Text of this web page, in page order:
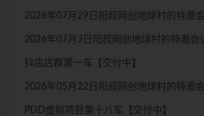
2026年07月29日阳叔网创地球村的特邀
2026年07月3日阳叔网创地球村的特邀会
抖店店群第一车【交付中】
2026年05月22日阳叔网创地球村的特邀
PDD虚拟项目第十八车【交付中】